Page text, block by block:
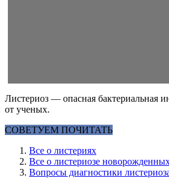
Листериоз — опасная бактериальная
от ученых.
СОВЕТУЕМ ПОЧИТАТЬ
Все о листериях
Все о листериозе
Вопросы диагностики